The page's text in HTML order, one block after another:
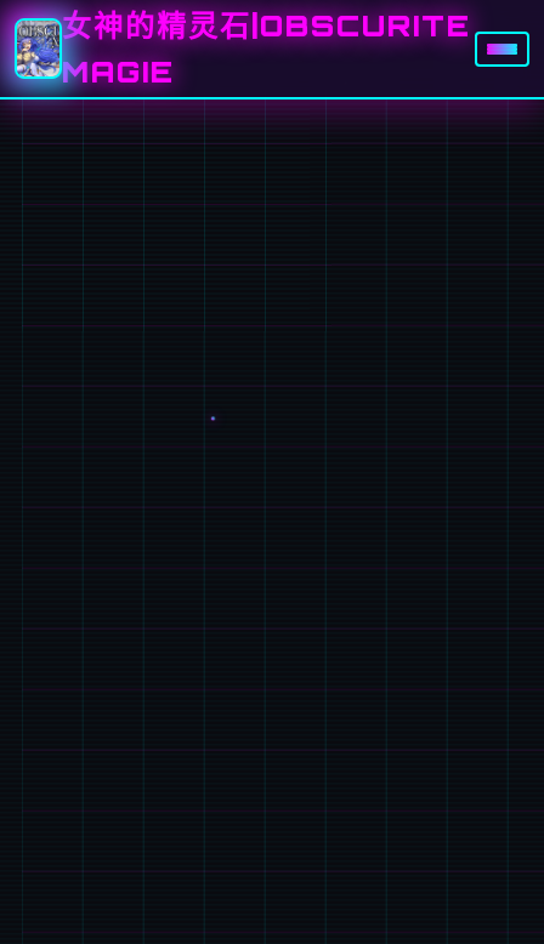
女神的精灵石|OBSCURITE
MAGIE